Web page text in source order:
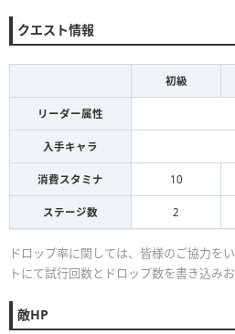
クエスト情報
初級
リーダー属性
入手キャラ
消費スタミナ 10
ステージ数 2
ドロップ率に関しては、皆様のご協力を
トにて試行回数とドロップ数を書き込みお
敵HP